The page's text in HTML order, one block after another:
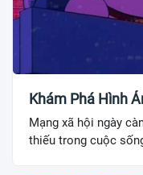
Khám Phá Hình
Mạng xã hội ngày
thiếu trong cuộc